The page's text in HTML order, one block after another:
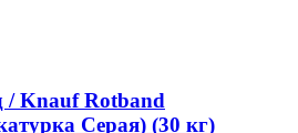
/ Knauf Rotband
Серая) (30 кг)